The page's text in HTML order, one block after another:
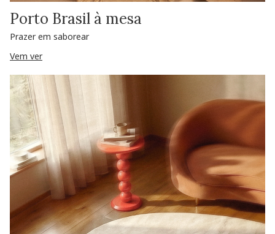
Porto Brasil à mesa
Prazer em saborear
Vem ver